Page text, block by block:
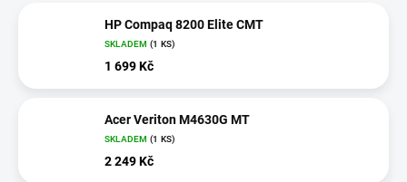
HP Compaq 8200 Elite CMT
SKLADEM (1 KS)
1 699 Kč
Acer Veriton M4630G MT
SKLADEM (1 KS)
2 249 Kč